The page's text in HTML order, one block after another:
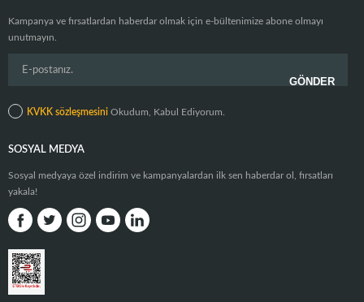
Kampanya ve fırsatlardan haberdar olmak için e-bültenimize abone olmayı
unutmayın.
KVKK sözleşmesini Okudum, Kabul Ediyorum.
SOSYAL MEDYA
Sosyal medyaya özel indirim ve kampanyalardan ilk sen haberdar ol, fırsatları
yakala!